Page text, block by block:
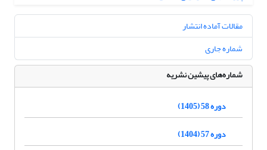
مقالات آماده انتشار
شماره جاری
شماره‌های پیشین نشریه
دوره 58 (1405)
دوره 57 (1404)